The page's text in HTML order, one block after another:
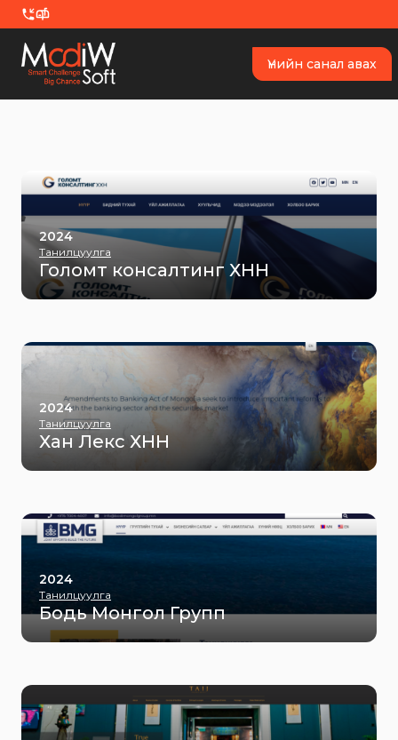
Skip to content
Үнийн санал авах
2024
Танилцуулга
Голомт консалтинг ХНН
2024
Танилцуулга
Хан Лекс ХНН
2024
Танилцуулга
Бодь Монгол Групп